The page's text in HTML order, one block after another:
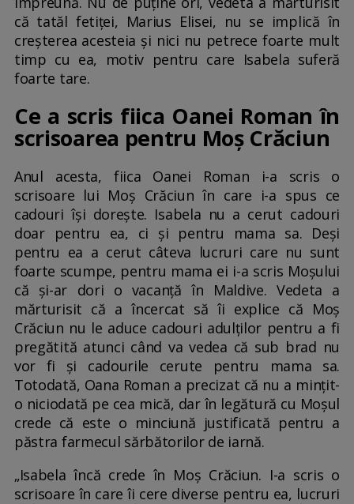
că tatăl fetiței, Marius Elisei, nu se implică în
creșterea acesteia și nici nu petrece foarte mult
timp cu ea, motiv pentru care Isabela suferă
foarte tare.
Ce a scris fiica Oanei Roman în
scrisoarea pentru Moș Crăciun
Anul acesta, fiica Oanei Roman i-a scris o
scrisoare lui Moș Crăciun în care i-a spus ce
cadouri își dorește. Isabela nu a cerut cadouri
doar pentru ea, ci și pentru mama sa. Deși
pentru ea a cerut câteva lucruri care nu sunt
foarte scumpe, pentru mama ei i-a scris Moșului
că și-ar dori o vacanță în Maldive. Vedeta a
mărturisit că a încercat să îi explice că Moș
Crăciun nu le aduce cadouri adulților pentru a fi
pregătită atunci când va vedea că sub brad nu
vor fi și cadourile cerute pentru mama sa.
Totodată, Oana Roman a precizat că nu a mințit-
o niciodată pe cea mică, dar în legătură cu Moșul
crede că este o minciună justificată pentru a
păstra farmecul sărbătorilor de iarnă.
„Isabela încă crede în Moș Crăciun. I-a scris o
scrisoare în care îi cere diverse pentru ea, lucruri